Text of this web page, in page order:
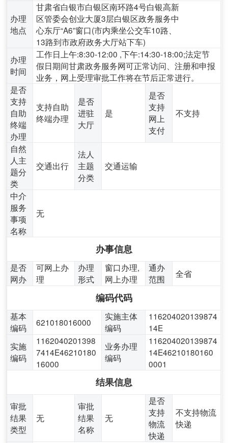
办理
地点
甘肃省白银市白银区南环路4号白银高新
区管委会创业大厦3层白银区政务服务中
心东厅“A6”窗口(市内乘坐公交车10路、
13路到市政府政务大厅站下车)
办理
时间
工作日上午:8:30-12:00 ,下午:14:30-18:00;法定节
假日期间甘肃政务服务网可正常访问、注册和申报
业务，网上受理审批工作将在节后正常进行。
是否
支持
自助
终端
办理
支持自助
终端办理
是否
进驻
大厅
是
是否
支持
网上
支付
不支持
自然
人主
题分
类
交通出行
法人
主题
分类
交通运输
中介
服务
事项
名称
无
办事信息
是否
网办
可网上办
理
办理
形式
窗口办理,
网上办理
通办
范围
全省
编码代码
基本
编码
621018016000
实施主体
编码
116204020139874
14E
实施
编码
1162040201398
7414E46210180
16000
业务办理
编码
116204020139874
14E46210180160
0001
结果信息
审批
结果
类型
无
审批
结果
名称
无
是否
支持
物流
快递
不支持物流
快递